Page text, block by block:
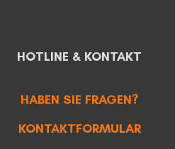
HOTLINE & KONTAKT
HABEN SIE FRAGEN?
KONTAKTFORMULAR